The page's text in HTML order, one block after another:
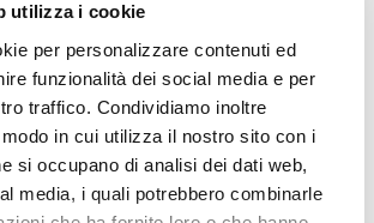
utilizza i cookie
per personalizzare contenuti ed
funzionalità dei social media e per
traffico. Condividiamo inoltre
in cui utilizza il nostro sito con i
si occupano di analisi dei dati web,
media, i quali potrebbero combinarle
esterno
-
CODICE: ND-A21
Paletto LED da esterno
21x70 alluminio antracite
€ 73,00